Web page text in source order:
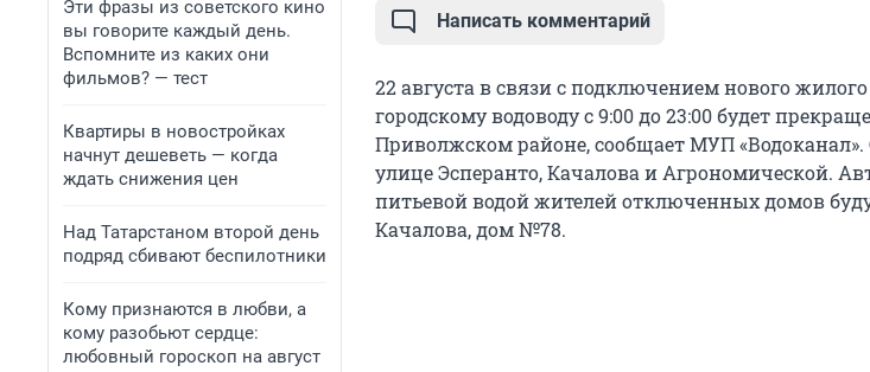
Эти фразы из советского кино
вы говорите каждый день.
Вспомните из каких они
фильмов? — тест
Квартиры в новостройках
начнут дешеветь — когда
ждать снижения цен
Над Татарстаном второй день
подряд сбивают беспилотники
Кому признаются в любви, а
кому разобьют сердце:
любовный гороскоп на август
Написать комментарий
22 августа в связи с подключением нового
городскому водоводу с 9:00 до 23:00 будет
Приволжском районе, сообщает МУП
улице Эсперанто, Качалова и Агрономической.
питьевой водой жителей отключенных домов
Качалова, дом №78.